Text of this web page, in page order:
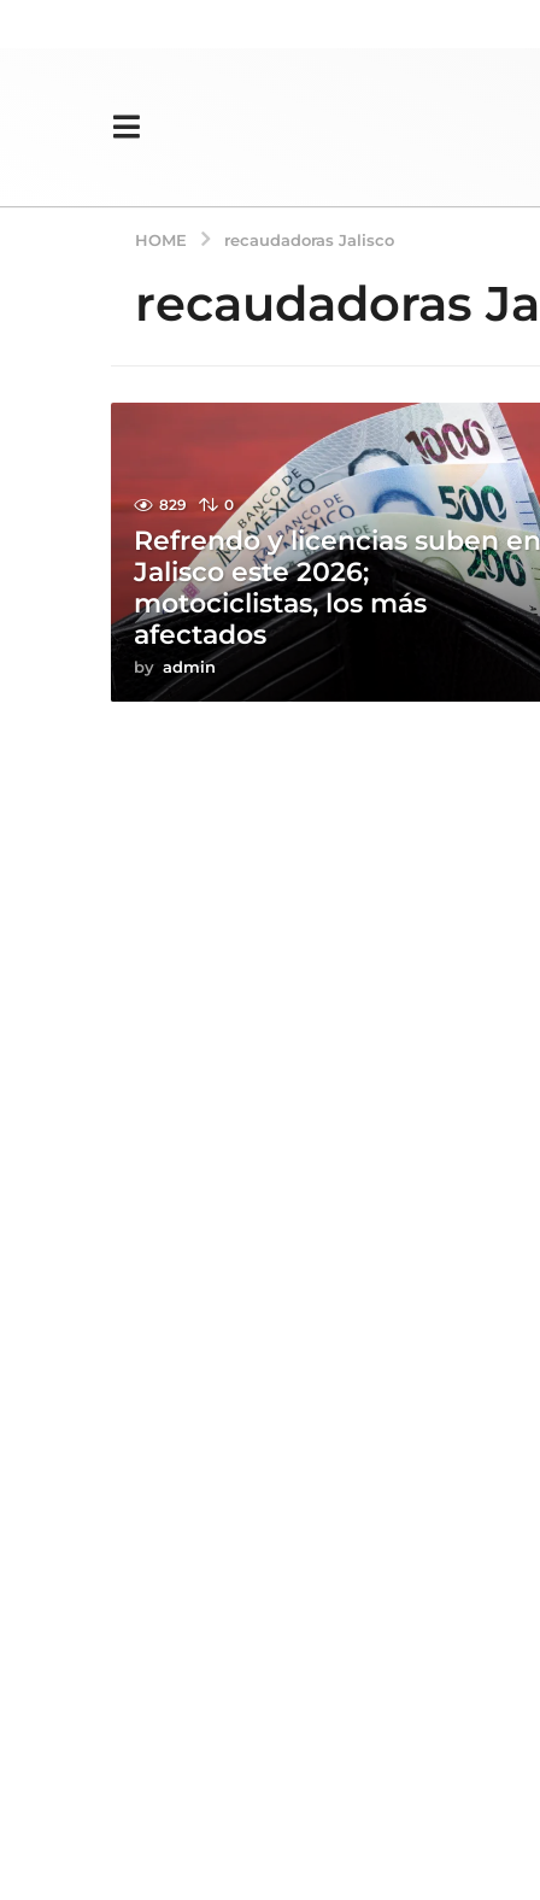
HOME recaudadoras Jalisco
recaudadoras
829 0
Refrendo y licencias suben
Jalisco este 2026;
motociclistas, los más
afectados
by admin